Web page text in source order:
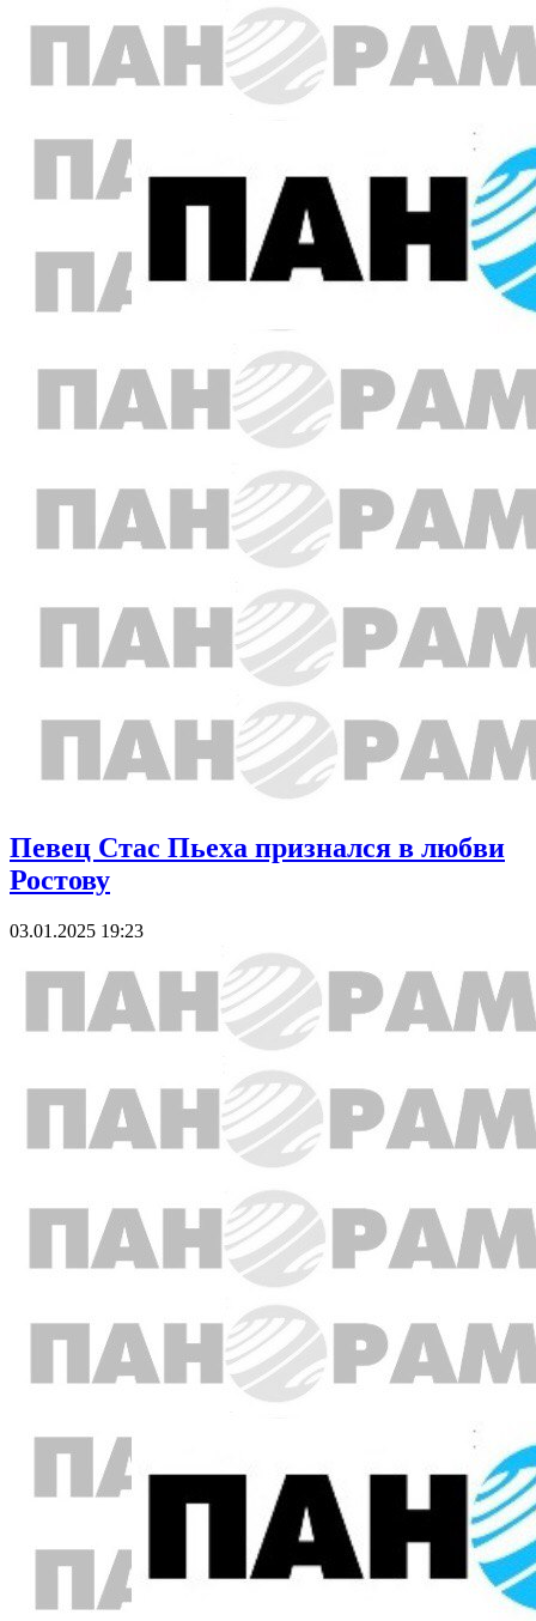
Певец Стас Пьеха признался в любви
Ростову
03.01.2025 19:23